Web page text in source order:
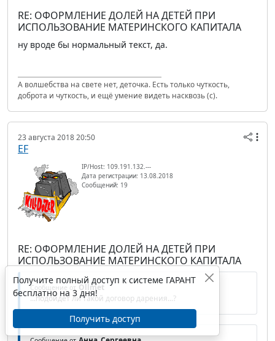
RE: ОФОРМЛЕНИЕ ДОЛЕЙ НА ДЕТЕЙ ПРИ
ИСПОЛЬЗОВАНИЕ МАТЕРИНСКОГО КАПИТАЛА
ну вроде бы нормальный текст, да.
А волшебства на свете нет, деточка. Есть только чуткость,
доброта и чуткость, и ещё умение видеть насквозь (с).
23 августа 2018 20:50
EF
IP/Host: 109.191.132.---
Дата регистрации: 13.08.2018
Сообщений: 19
RE: ОФОРМЛЕНИЕ ДОЛЕЙ НА ДЕТЕЙ ПРИ
ИСПОЛЬЗОВАНИЕ МАТЕРИНСКОГО КАПИТАЛА
Сообщение от Ollmet
...подойдет ли такой договор дарения...?
Получите полный доступ к системе ГАРАНТ
бесплатно на 3 дня!
Получить доступ